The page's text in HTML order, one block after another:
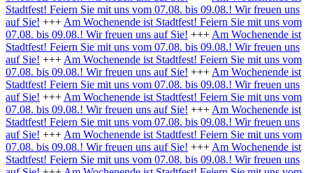
Stadtfest! Feiern Sie mit uns vom 07.08. bis 09.08.! Wir freuen uns
auf Sie! +++ Am Wochenende ist Stadtfest! Feiern Sie mit uns vom
07.08. bis 09.08.! Wir freuen uns auf Sie! +++ Am Wochenende ist
Stadtfest! Feiern Sie mit uns vom 07.08. bis 09.08.! Wir freuen uns
auf Sie! +++ Am Wochenende ist Stadtfest! Feiern Sie mit uns vom
07.08. bis 09.08.! Wir freuen uns auf Sie! +++ Am Wochenende ist
Stadtfest! Feiern Sie mit uns vom 07.08. bis 09.08.! Wir freuen uns
auf Sie! +++ Am Wochenende ist Stadtfest! Feiern Sie mit uns vom
07.08. bis 09.08.! Wir freuen uns auf Sie! +++ Am Wochenende ist
Stadtfest! Feiern Sie mit uns vom 07.08. bis 09.08.! Wir freuen uns
auf Sie! +++ Am Wochenende ist Stadtfest! Feiern Sie mit uns vom
07.08. bis 09.08.! Wir freuen uns auf Sie! +++ Am Wochenende ist
Stadtfest! Feiern Sie mit uns vom 07.08. bis 09.08.! Wir freuen uns